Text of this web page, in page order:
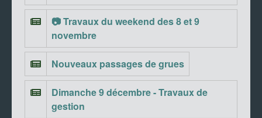
📷 Travaux du weekend des 8 et 9
novembre
Nouveaux passages de grues
Dimanche 9 décembre - Travaux de
gestion